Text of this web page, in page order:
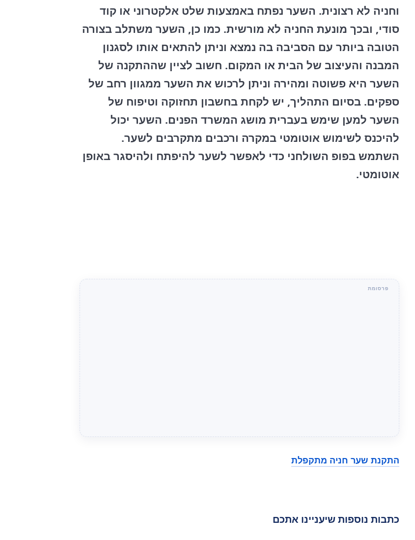
וחניה לא רצונית. השער נפתח באמצעות שלט אלקטרוני או קוד
סודי, ובכך מונעת החניה לא מורשית. כמו כן, השער משתלב בצורה
הטובה ביותר עם הסביבה בה נמצא וניתן להתאים אותו לסגנון
המבנה והעיצוב של הבית או המקום. חשוב לציין שההתקנה של
השער היא פשוטה ומהירה וניתן לרכוש את השער ממגוון רחב של
ספקים. בסיום התהליך, יש לקחת בחשבון תחזוקה וטיפוח של
השער למען שימש בעברית מושג המשרד הפנים. השער יכול
להיכנס לשימוש אוטומטי במקרה ורכבים מתקרבים לשער.
השתמש בפופ השולחני כדי לאפשר לשער להיפתח ולהיסגר באופן
אוטומטי.
התקנת שער חניה מתקפלת
כתבות נוספות שיעניינו אתכם